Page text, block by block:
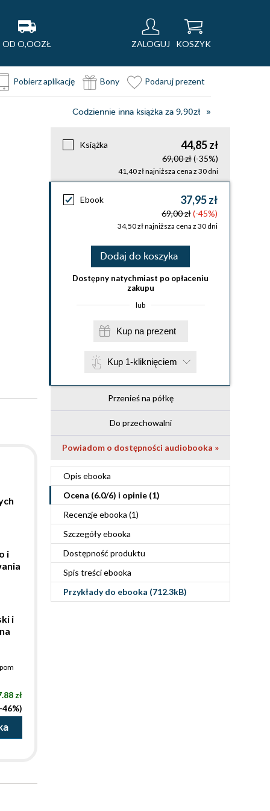
OD O,OOZŁ ZALOGUJ KOSZYK
Pobierz aplikację Bony Podaruj prezent
Codziennie inna książka za 9,90zł
Książka 44,85 zł
69,00 zł(-35%)
41,40 zł najniższa cena z 30 dni
Ebook 37,95 zł
69,00 zł(-45%)
34,50 zł najniższa cena z 30 dni
Dodaj do koszyka
Dostępny natychmiast po opłaceniu
zakupu
lub
Kup na prezent
Kup 1-kliknięciem
Przenieś na półkę
Do przechowalni
Powiadom o dostępności audiobooka »
Opis ebooka
Ocena (6.0/6) i opinie (1)
Recenzjeebooka (1)
Szczegółyebooka
Dostępność produktu
Spis treściebooka
Przykłady do ebooka (712.3kB)
i
i
zł
46%)